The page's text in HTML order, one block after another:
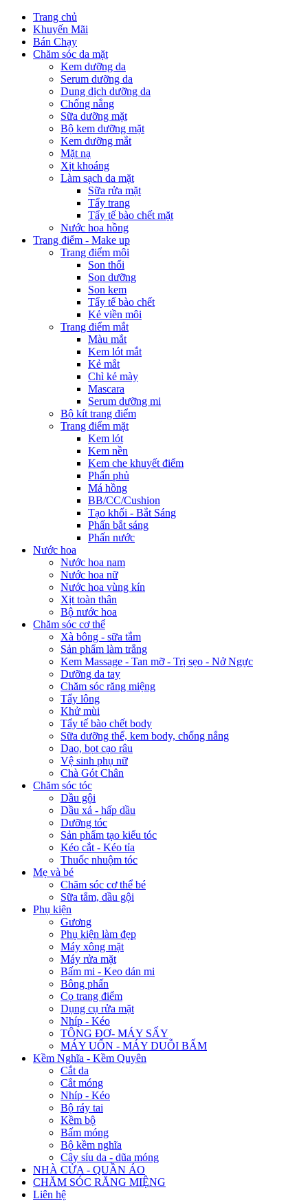
Trang chủ
Khuyến Mãi
Bán Chạy
Chăm sóc da mặt
Kem dưỡng da
Serum dưỡng da
Dung dịch dưỡng da
Chống nắng
Sữa dưỡng mặt
Bộ kem dưỡng mặt
Kem dưỡng mắt
Mặt nạ
Xịt khoáng
Làm sạch da mặt
Sữa rửa mặt
Tẩy trang
Tẩy tế bào chết mặt
Nước hoa hồng
Trang điểm - Make up
Trang điểm môi
Son thổi
Son dưỡng
Son kem
Tẩy tế bào chết
Kẻ viền môi
Trang điểm mắt
Màu mắt
Kem lót mắt
Kẻ mắt
Chì kẻ mày
Mascara
Serum dưỡng mi
Bộ kít trang điểm
Trang điểm mặt
Kem lót
Kem nền
Kem che khuyết điểm
Phấn phủ
Má hồng
BB/CC/Cushion
Tạo khối - Bắt Sáng
Phấn bắt sáng
Phấn nước
Nước hoa
Nước hoa nam
Nước hoa nữ
Nước hoa vùng kín
Xịt toàn thân
Bộ nước hoa
Chăm sóc cơ thể
Xà bông - sữa tắm
Sản phẩm làm trắng
Kem Massage - Tan mỡ - Trị sẹo - Nở Ngực
Dưỡng da tay
Chăm sóc răng miệng
Tẩy lông
Khử mùi
Tẩy tế bào chết body
Sữa dưỡng thể, kem body, chống nắng
Dao, bọt cạo râu
Vệ sinh phụ nữ
Chà Gót Chân
Chăm sóc tóc
Dầu gội
Dầu xả - hấp dầu
Dưỡng tóc
Sản phẩm tạo kiểu tóc
Kéo cắt - Kéo tỉa
Thuốc nhuộm tóc
Mẹ và bé
Chăm sóc cơ thể bé
Sữa tắm, dầu gội
Phụ kiện
Gương
Phụ kiện làm đẹp
Máy xông mặt
Máy rửa mặt
Bấm mi - Keo dán mi
Bông phấn
Cọ trang điểm
Dụng cụ rửa mặt
Nhíp - Kéo
TÔNG ĐƠ- MÁY SẤY
MÁY UỐN - MÁY DUỖI BẤM
Kềm Nghĩa - Kềm Quyên
Cắt da
Cắt móng
Nhíp - Kéo
Bộ ráy tai
Kềm bộ
Bấm móng
Bộ kềm nghĩa
Cây sỉu da - dũa móng
NHÀ CỬA - QUẦN ÁO
CHĂM SÓC RĂNG MIỆNG
Liên hệ